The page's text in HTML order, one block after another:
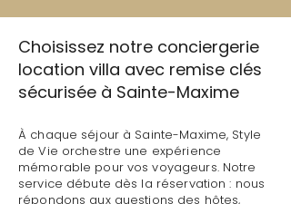
Choisissez notre conciergerie
location villa avec remise clés
sécurisée à Sainte-Maxime
À chaque séjour à Sainte-Maxime, Style
de Vie orchestre une expérience
mémorable pour vos voyageurs. Notre
service débute dès la réservation : nous
répondons aux questions des hôtes,